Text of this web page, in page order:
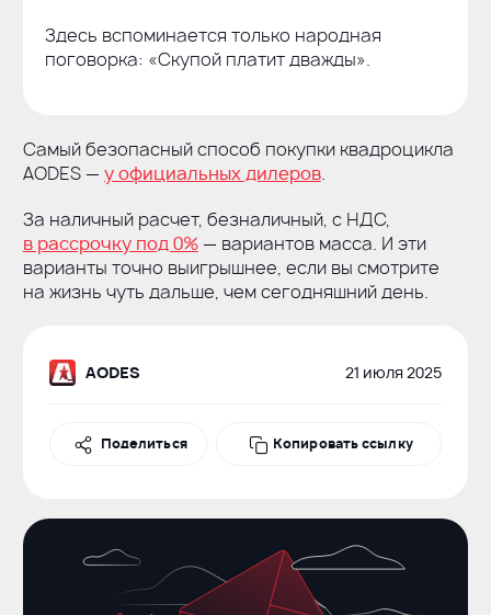
Здесь вспоминается только народная
поговорка: «Скупой платит дважды».
Самый безопасный способ покупки квадроцикла
AODES — у официальных дилеров.
За наличный расчет, безналичный, с НДС,
в рассрочку под 0%— вариантов масса. И эти
варианты точно выигрышнее, если вы смотрите
на жизнь чуть дальше, чем сегодняшний день.
AODES 21 июля 2025
Поделиться
Поделиться Копировать ссылку